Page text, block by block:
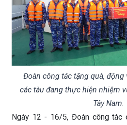
Đoàn công tác tặng quà, động
các tàu đang thực hiện nhiệm
Tây Nam.
Ngày 12 - 16/5, Đoàn công tác